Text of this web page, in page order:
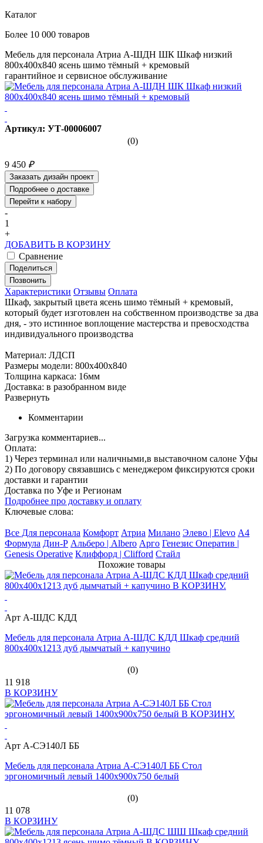
Каталог
Более 10 000 товаров
Мебель для персонала Атриа А-ШДН ШК Шкаф низкий
800х400х840 ясень шимо тёмный + кремовый
гарантийное и сервисное обслуживание
Артикул: УТ-00006007
(0)
9 450 ₽
Заказать дизайн проект
Подробнее о доставке
Перейти к набору
-
1
+
ДОБАВИТЬ В КОРЗИНУ
Сравнение
Поделиться
Позвонить
Характеристики Отзывы Оплата
Шкаф, закрытый цвета ясень шимо тёмный + кремовый,
который будет изготовлен на собственном производстве за два
дня, - это истинное воплощение мастерства и превосходства
индивидуального производства
Материал: ЛДСП
Размеры модели: 800х400х840
Толщина каркаса: 16мм
Доставка: в разобранном виде
Развернуть
Комментарии
Загрузка комментариев...
Оплата:
1) Через терминал или наличными,в выставочном салоне Уфы
2) По договору связавшись с менеджером фиксируются сроки
доставки и гарантии
Доставка по Уфе и Регионам
Подробнее про доставку и оплату
Ключевые слова:
Все Для персонала Комфорт Атриа Милано Элево | Elevo А4
Формула Дин-Р Альберо | Albero Арго Генезис Оператив |
Genesis Operative Клиффорд | Clifford Стайл
Похожие товары
Арт А-ШДС КДД
Мебель для персонала Атриа А-ШДС КДД Шкаф средний
800х400х1213 дуб дымчатый + капучино
(0)
11 918
В КОРЗИНУ
Арт А-СЭ140Л ББ
Мебель для персонала Атриа А-СЭ140Л ББ Стол
эргономичный левый 1400х900х750 белый
(0)
11 078
В КОРЗИНУ